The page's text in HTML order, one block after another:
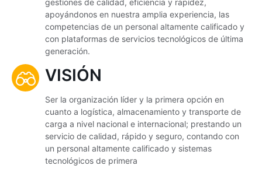
gestiones de calidad, eficiencia y rapidez,
apoyándonos en nuestra amplia experiencia, las
competencias de un personal altamente calificado y
con plataformas de servicios tecnológicos de última
generación.
VISIÓN
Ser la organización líder y la primera opción en
cuanto a logística, almacenamiento y transporte de
carga a nivel nacional e internacional; prestando un
servicio de calidad, rápido y seguro, contando con
un personal altamente calificado y sistemas
tecnológicos de primera